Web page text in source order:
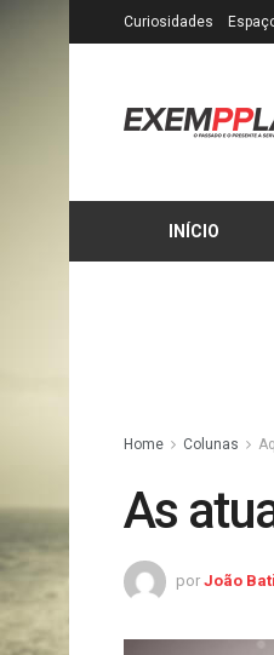
Curiosidades
INÍCIO
Home Colunas
As
por João